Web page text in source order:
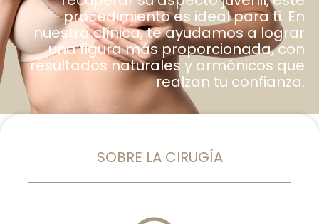
procedimiento es ideal para ti. En
nuestra clínica, te ayudamos a lograr
una figura más proporcionada, con
resultados naturales y armónicos que
realzan tu confianza.
SOBRE LA CIRUGÍA